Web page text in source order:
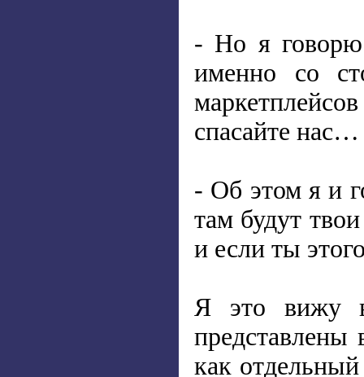
- Но я говорю
именно со
спасайте нас…
- Об этом я и
там будут
и если ты
Я это вижу
представлены
как